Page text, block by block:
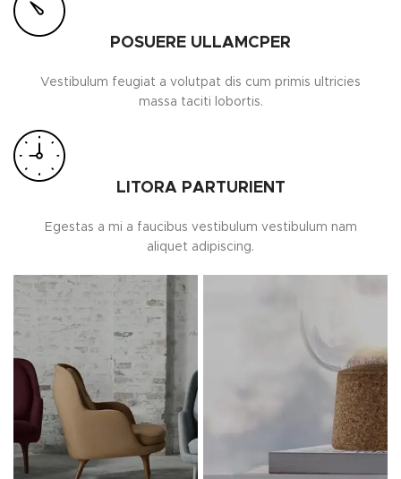
POSUERE ULLAMCPER
Vestibulum feugiat a volutpat dis cum primis ultricies
massa taciti lobortis.
LITORA PARTURIENT
Egestas a mi a faucibus vestibulum vestibulum nam
aliquet adipiscing.